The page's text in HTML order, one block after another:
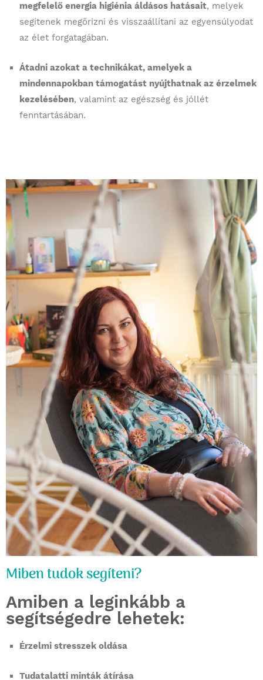
megfelelő energia higiénia áldásos hatásait, melyek
segítenek megőrizni és visszaállítani az egyensúlyodat
az élet forgatagában.
Átadni azokat a technikákat, amelyek a
mindennapokban támogatást nyújthatnak az érzelmek
kezelésében, valamint az egészség és jóllét
fenntartásában.
Miben tudok segíteni?
Amiben a leginkább a
segítségedre lehetek:
Érzelmi stresszek oldása
Tudatalatti minták átírása